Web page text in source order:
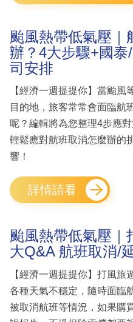
颱風熱帶低氣壓｜
辦？4大步驟+國
司安排
【經濟一週提提你】當颱
目的地，旅客常常會面臨航
呢？編輯將為您整理4步應
輕鬆應對航班取消怎麼辦的
響！
詳情請看
颱風熱帶低氣壓｜
大Q&A 航班取消/
【經濟一週提提你】打風
各種天氣不穩定，隨時面臨
被取消航班等情況，如果購